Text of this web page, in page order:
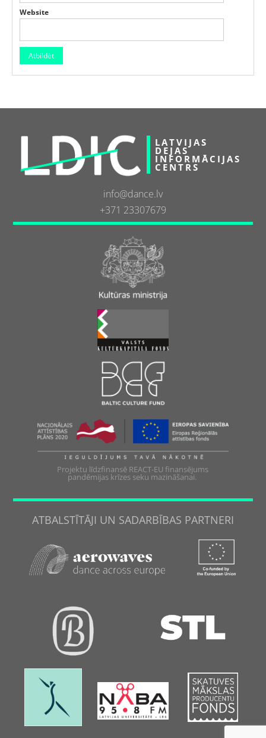
Website
LATVIJAS
DEJAS
INFORMĀCIJAS
CENTRS
info@dance.lv
+371 23307679
Projektu līdzfinansē REACT-EU finansējums
pandēmijas krīzes seku mazināšanai.
ATBALSTĪTĀJI UN SADARBĪBAS PARTNERI